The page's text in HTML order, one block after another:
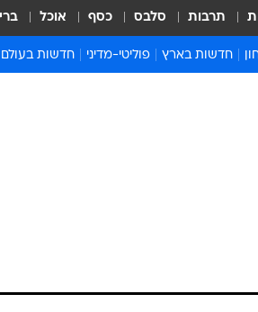
תרבות סלבס כסף אוכל
חדשות בארץ פוליטי-מדיני חדשות בעולם